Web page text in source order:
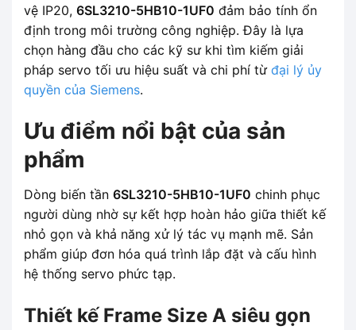
vệ IP20, 6SL3210-5HB10-1UF0 đảm bảo tính ổn
định trong môi trường công nghiệp. Đây là lựa
chọn hàng đầu cho các kỹ sư khi tìm kiếm giải
pháp servo tối ưu hiệu suất và chi phí từ đại lý ủy
quyền của Siemens.
Ưu điểm nổi bật của sản
phẩm
Dòng biến tần 6SL3210-5HB10-1UF0 chinh phục
người dùng nhờ sự kết hợp hoàn hảo giữa thiết kế
nhỏ gọn và khả năng xử lý tác vụ mạnh mẽ. Sản
phẩm giúp đơn hóa quá trình lắp đặt và cấu hình
hệ thống servo phức tạp.
Thiết kế Frame Size A siêu gọn